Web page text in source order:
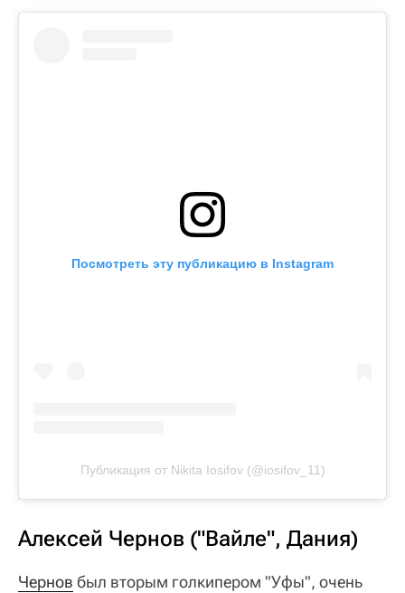
Посмотреть эту публикацию в Instagram
Публикация от Nikita Iosifov (@iosifov_11)
Алексей Чернов ("Вайле", Дания)
Чернов был вторым голкипером "Уфы", очень